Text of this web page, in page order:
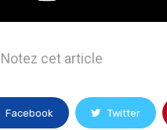
Notez cet article
Facebook Twitter